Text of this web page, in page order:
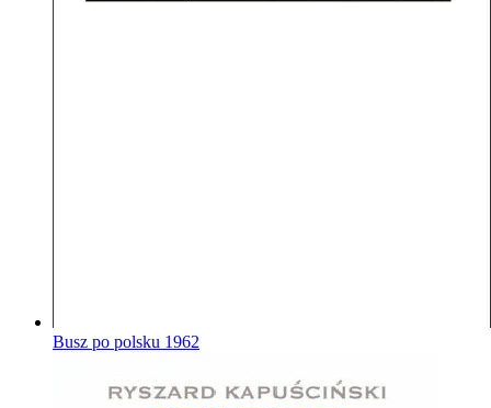
Busz po polsku 1962